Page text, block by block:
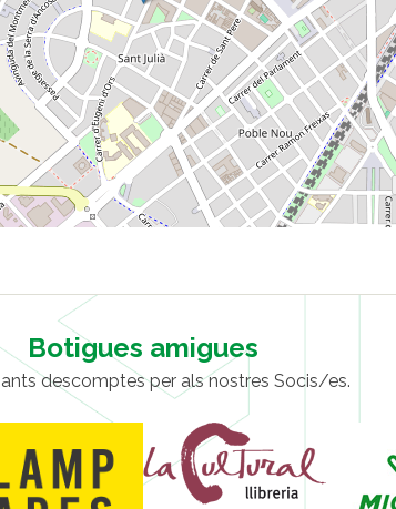
Botigues amigues
descomptes per als nostres Socis/es.